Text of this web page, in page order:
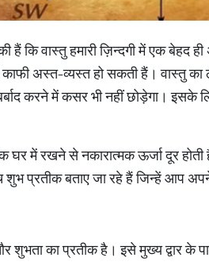
हैं कि वास्तु हमारी ज़िन्दगी में एक बेहद
काफी अस्त-व्यस्त हो सकती हैं। वास्तु
करने में कसर भी नहीं छोड़ेगा।
में रखने से नकारात्मक ऊर्जा दूर
प्रतीक बताए जा रहे हैं जिन्हें आप
शुभता का प्रतीक है। इसे मुख्य द्वार के